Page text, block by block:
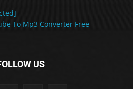
To Mp3 Converter Free
US